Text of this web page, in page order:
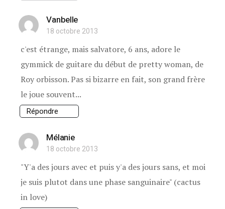
Vanbelle
18 octobre 2013
c'est étrange, mais salvatore, 6 ans, adore le
gymmick de guitare du début de pretty woman, de
Roy orbisson. Pas si bizarre en fait, son grand frère
le joue souvent...
Répondre
Mélanie
18 octobre 2013
"Y'a des jours avec et puis y'a des jours sans, et moi
je suis plutot dans une phase sanguinaire" (cactus
in love)